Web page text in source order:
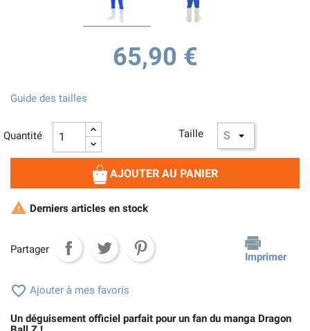
65,90 €
Taille
Guide des tailles
Quantité
AJOUTER AU PANIER
 Derniers articles en stock
Partager
Imprimer
 Ajouter à mes favoris
Un déguisement officiel parfait pour un fan du manga Dragon